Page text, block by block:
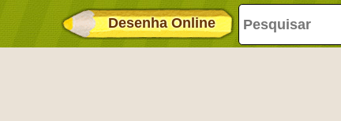
Desenha Online